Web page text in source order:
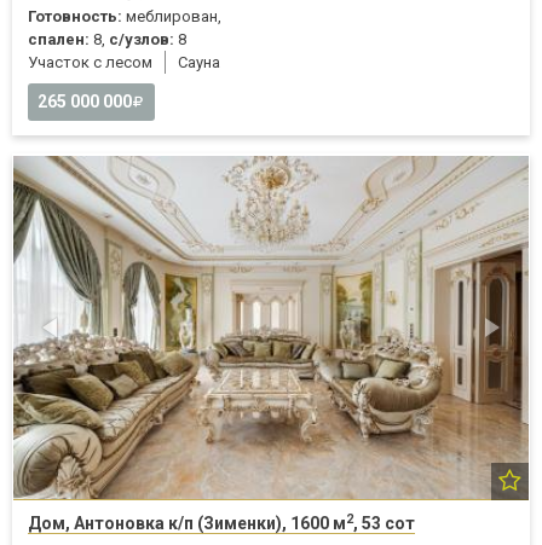
Готовность: меблирован,
спален: 8, с/узлов: 8
Участок с лесом
Cауна
265 000 000
Дом, Антоновка к/п (Зименки), 1600 м2, 53 сот